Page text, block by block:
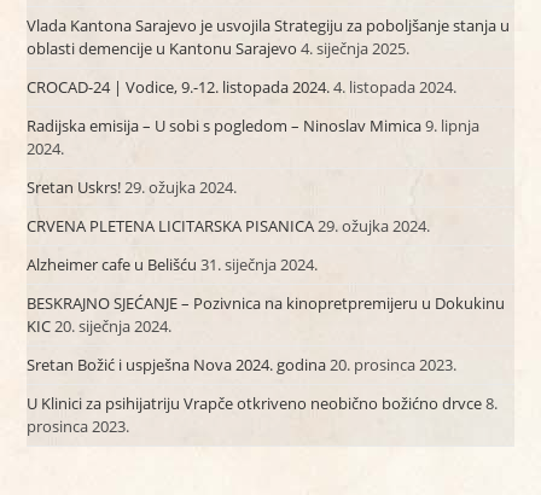
Vlada Kantona Sarajevo je usvojila Strategiju za poboljšanje stanja u
oblasti demencije u Kantonu Sarajevo 4. siječnja 2025.
CROCAD-24 | Vodice, 9.-12. listopada 2024.4. listopada 2024.
Radijska emisija – U sobi s pogledom – Ninoslav Mimica9. lipnja
2024.
Sretan Uskrs!29. ožujka 2024.
CRVENA PLETENA LICITARSKA PISANICA29. ožujka 2024.
Alzheimer cafe u Belišću 31. siječnja 2024.
BESKRAJNO SJEĆANJE – Pozivnica na kinopretpremijeru u Dokukinu
KIC20. siječnja 2024.
Sretan Božić i uspješna Nova 2024. godina20. prosinca 2023.
U Klinici za psihijatriju Vrapče otkriveno neobično božićno drvce8.
prosinca 2023.